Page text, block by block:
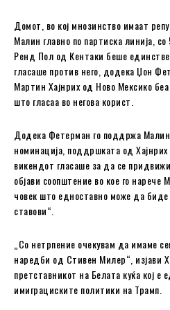
Домот, во кој мнозинство имаат
Малин главно по партиска линија, со
Ренд Пол од Кентаки беше
гласаше против него, додека Џон
Мартин Хајнрих од Ново Мексико
што гласаа во негова корист.
Додека Фетерман го поддржа Малин
номинација, поддршката од
викендот гласаше за да се
објави соопштение во кое го нарече
човек што едноставно може да
ставови“.
„Со нетрпение очекувам да имаме
наредби од Стивен Милер“, изјави
претставникот на Белата куќа кој е
имиграциските политики на Трамп.